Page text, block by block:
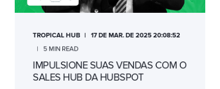
TROPICAL HUB
17 DE MAR. DE 2025 20:08:52
5 MIN READ
IMPULSIONE SUAS VENDAS COM O
SALES HUB DA HUBSPOT